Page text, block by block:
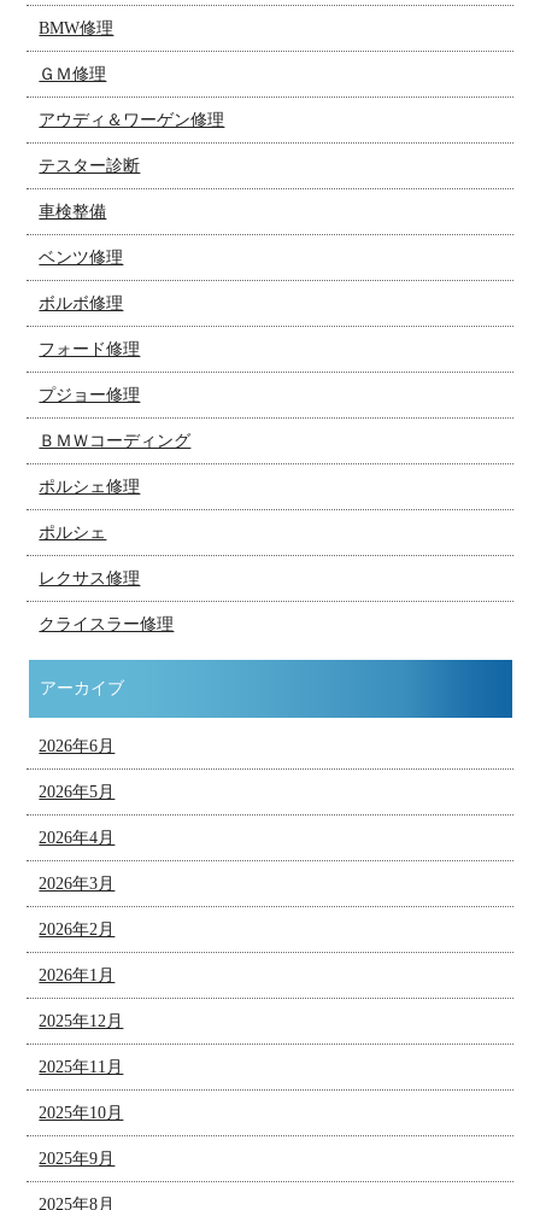
BMW修理
ＧＭ修理
アウディ＆ワーゲン修理
テスター診断
車検整備
ベンツ修理
ボルボ修理
フォード修理
プジョー修理
ＢＭＷコーディング
ポルシェ修理
ポルシェ
レクサス修理
クライスラー修理
アーカイブ
2026年6月
2026年5月
2026年4月
2026年3月
2026年2月
2026年1月
2025年12月
2025年11月
2025年10月
2025年9月
2025年8月